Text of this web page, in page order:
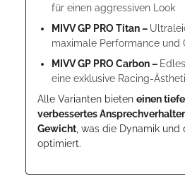
für einen aggressiven Look
MIVV GP PRO Titan –
maximale Performance und
MIVV GP PRO Carbon –
eine exklusive Racing-
Alle Varianten bieten einen
verbessertes
Gewicht , was die Dynamik
optimiert.